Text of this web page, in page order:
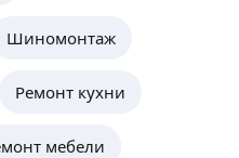
Шиномонтаж
Ремонт кухни
мебели